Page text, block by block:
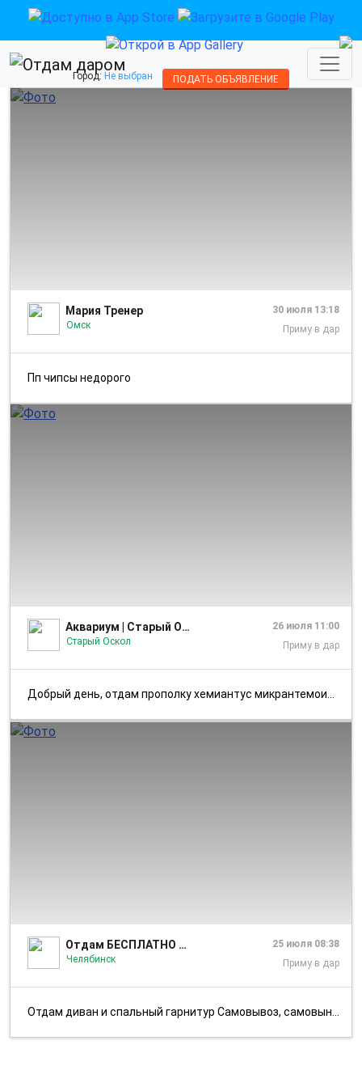
Город: Не выбран ПОДАТЬ ОБЪЯВЛЕНИЕ
Мария Тренер
Омск
30 июля 13:18
Приму в дар
Пп чипсы недорого
Аквариум | Старый Оскол
Старый Оскол
26 июля 11:00
Приму в дар
Добрый день, отдам прополку хемиантус микрантемоидес . Приму в дар мал...
Отдам БЕСПЛАТНО Челябинск
Челябинск
25 июля 08:38
Приму в дар
Отдам диван и спальный гарнитур Самовывоз, самовынос с 5 этажа, дом б...